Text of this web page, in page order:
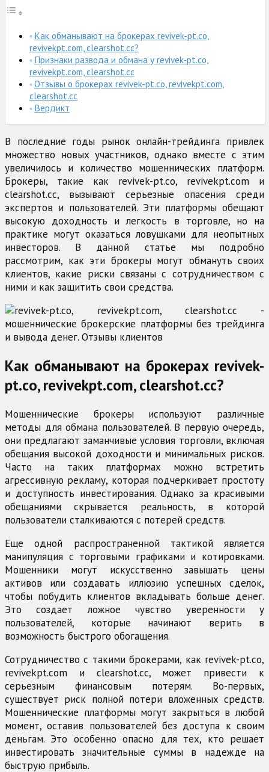
Как обманывают на брокерах revivek-pt.co,
revivekpt.com, clearshot.cc?
Признаки развода и обмана у revivek-pt.co,
revivekpt.com, clearshot.cc
Отзывы о брокерах revivek-pt.co, revivekpt.com,
clearshot.cc
Вердикт
В последние годы рынок онлайн-трейдинга привлек
множество новых участников, однако вместе с этим
увеличилось и количество мошеннических платформ.
Брокеры, такие как revivek-pt.co, revivekpt.com и
clearshot.cc, вызывают серьезные опасения среди
экспертов и пользователей. Эти платформы обещают
высокую доходность и легкость в торговле, но на
практике могут оказаться ловушками для неопытных
инвесторов. В данной статье мы подробно
рассмотрим, как эти брокеры могут обмануть своих
клиентов, какие риски связаны с сотрудничеством с
ними и как защитить свои средства.
Как обманывают на брокерах revivek-
pt.co, revivekpt.com, clearshot.cc?
Мошеннические брокеры используют различные
методы для обмана пользователей. В первую очередь,
они предлагают заманчивые условия торговли, включая
обещания высокой доходности и минимальных рисков.
Часто на таких платформах можно встретить
агрессивную рекламу, которая подчеркивает простоту
и доступность инвестирования. Однако за красивыми
обещаниями скрывается реальность, в которой
пользователи сталкиваются с потерей средств.
Еще одной распространенной тактикой является
манипуляция с торговыми графиками и котировками.
Мошенники могут искусственно завышать цены
активов или создавать иллюзию успешных сделок,
чтобы побудить клиентов вкладывать больше денег.
Это создает ложное чувство уверенности у
пользователей, которые начинают верить в
возможность быстрого обогащения.
Сотрудничество с такими брокерами, как revivek-pt.co,
revivekpt.com и clearshot.cc, может привести к
серьезным финансовым потерям. Во-первых,
существует риск полной потери вложенных средств.
Мошеннические платформы могут закрыться в любой
момент, оставив пользователей без доступа к своим
деньгам. Это особенно опасно для тех, кто решает
инвестировать значительные суммы в надежде на
быструю прибыль.